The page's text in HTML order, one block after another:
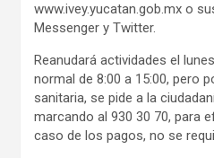
www.ivey.yucatan.gob.mx o
Messenger y Twitter.
Reanudará actividades el
normal de 8:00 a 15:00, pero
sanitaria, se pide a la
marcando al 930 30 70, para
caso de los pagos, no se